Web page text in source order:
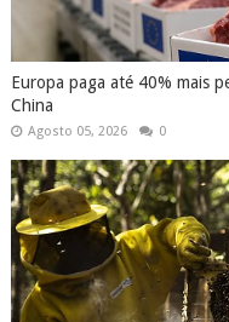
Europa paga até 40% mais
China
Agosto 05, 2026 0